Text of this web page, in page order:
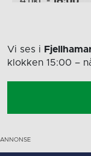
Vi ses i
klokken 15:00 –